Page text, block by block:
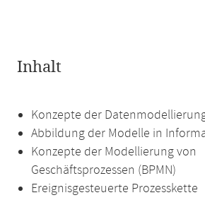
Inhalt
Konzepte der Datenmodellierung
Abbildung der Modelle in
Konzepte der Modellierung von
Geschäftsprozessen (BPMN)
Ereignisgesteuerte Prozesskette